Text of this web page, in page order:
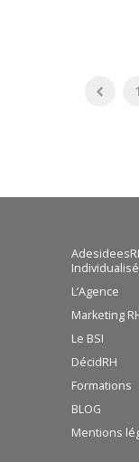
1
L’Agence
Marketing
Le BSI
DécidRH
Formations
BLOG
Mentions